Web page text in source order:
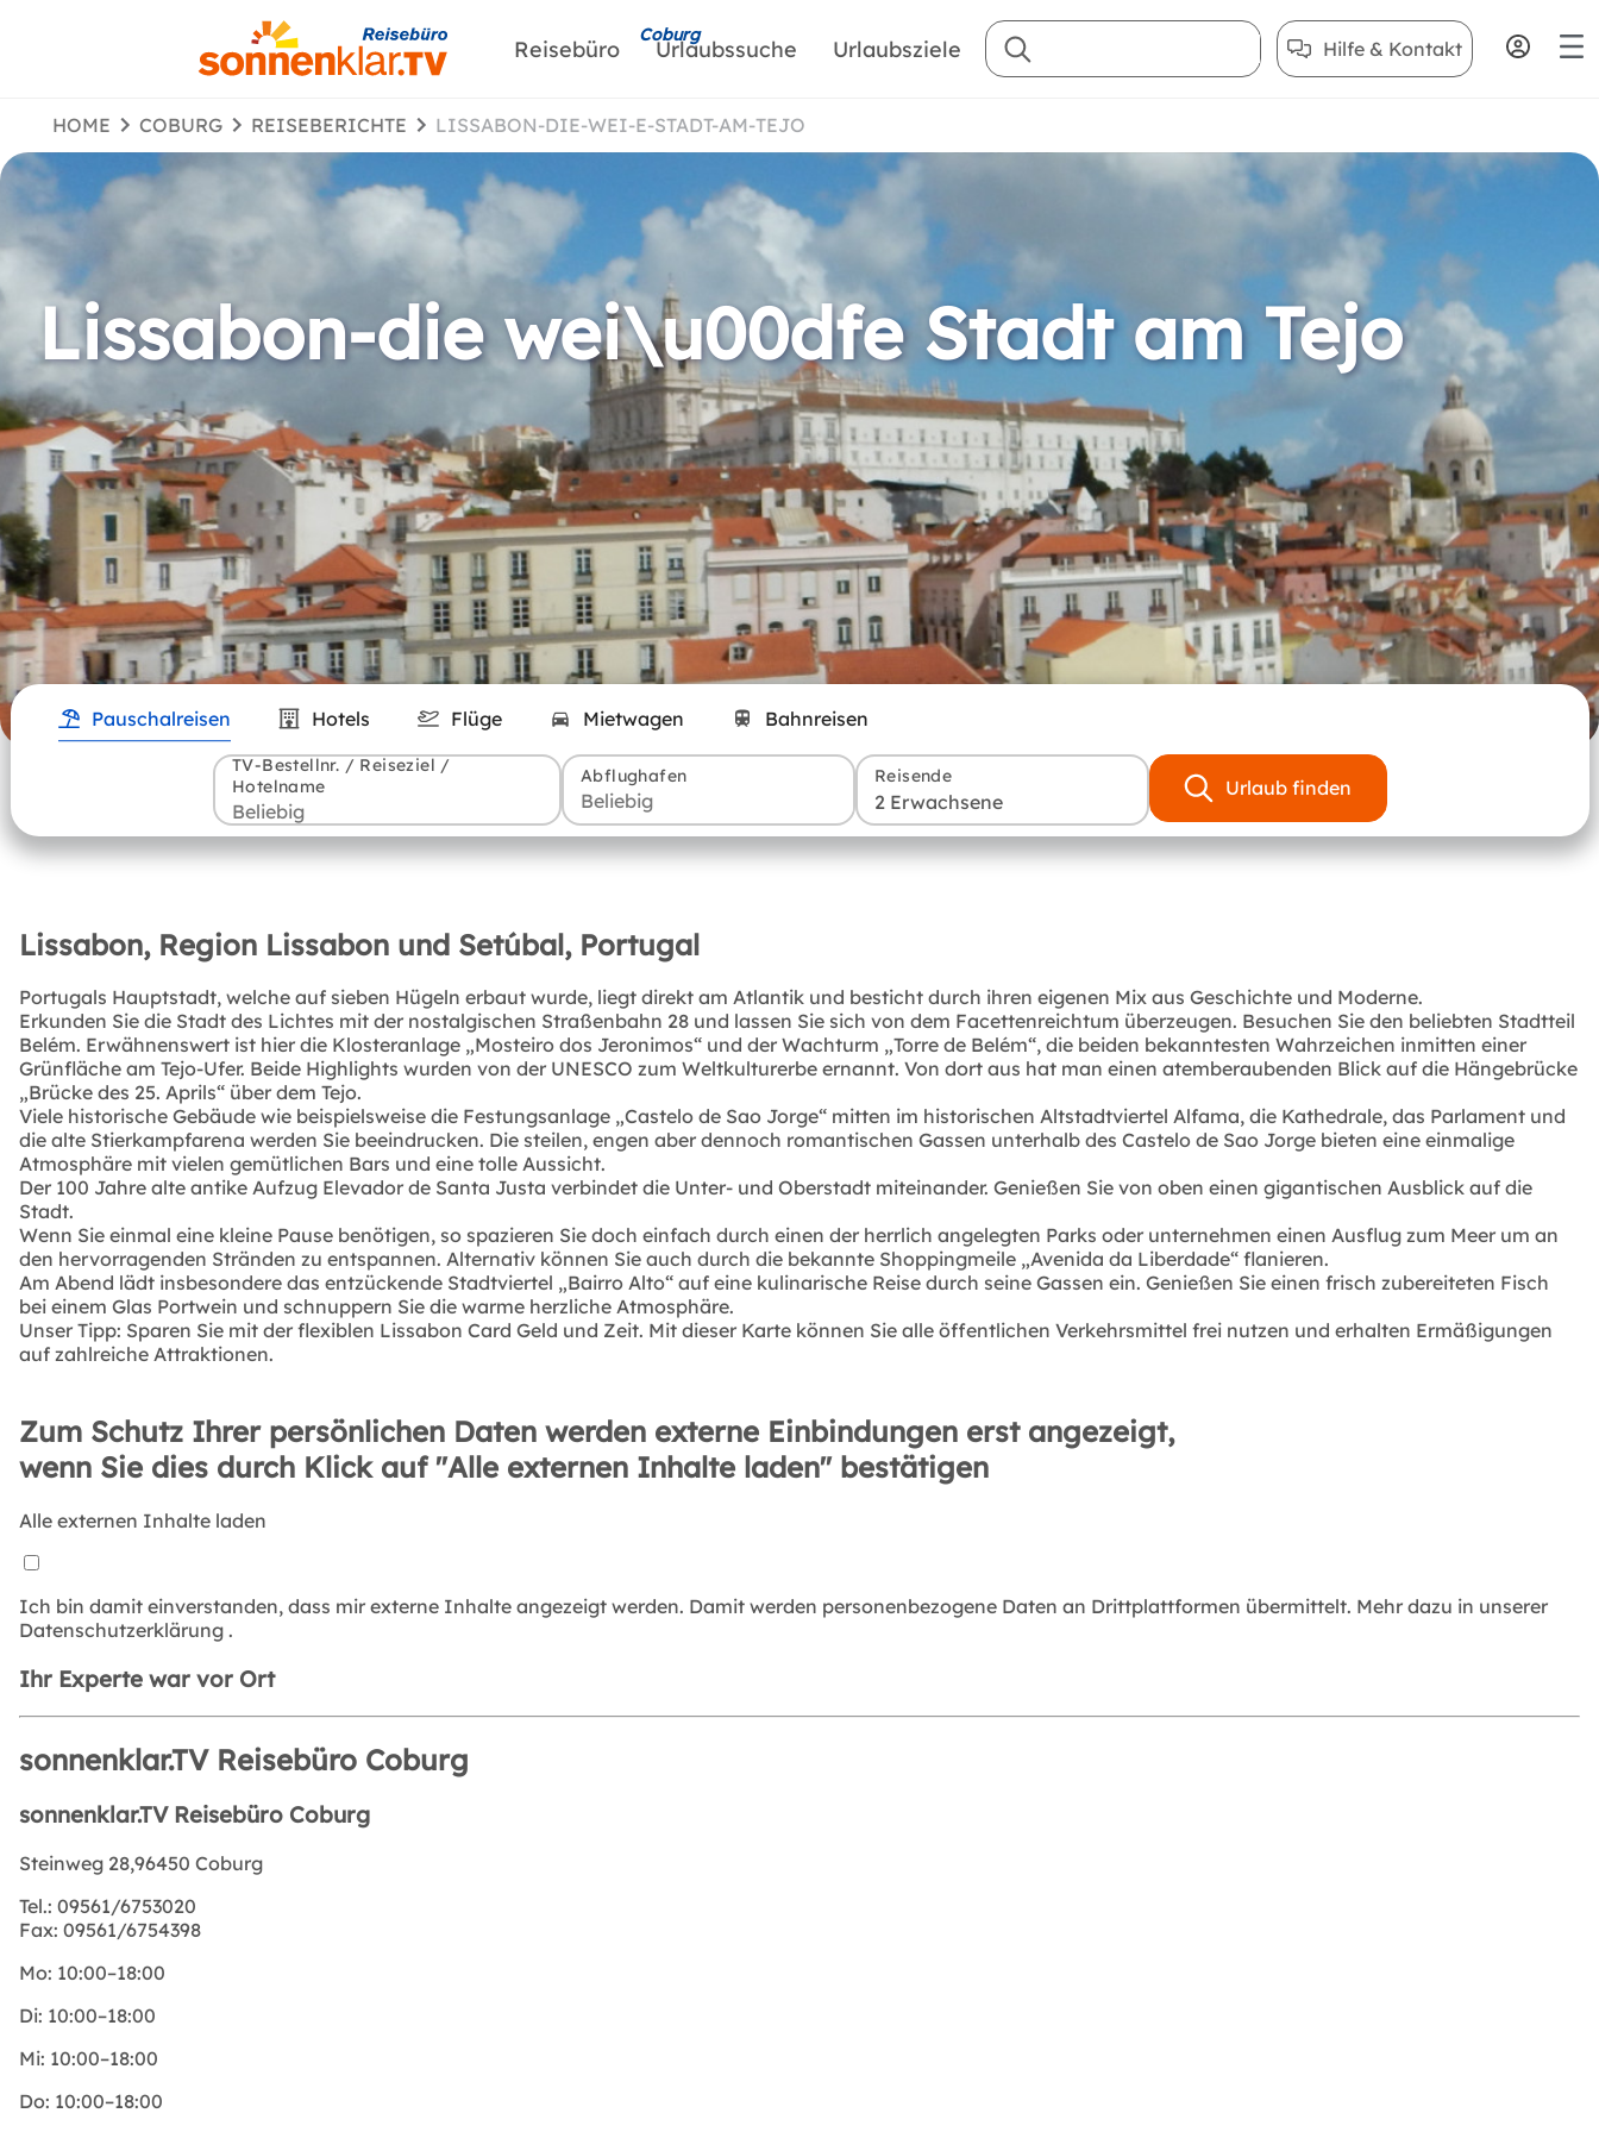
Coburg
Reisebüro Urlaubssuche Urlaubsziele Hilfe & Kontakt
HOME COBURG REISEBERICHTE LISSABON-DIE-WEI-E-STADT-AM-TEJO
Lissabon-die wei\u00dfe Stadt am Tejo
Pauschalreisen Hotels Flüge Mietwagen Bahnreisen
TV-Bestellnr. / Reiseziel /
Hotelname
Abflughafen Reisende
2 Erwachsene
Urlaub finden
Lissabon, Region Lissabon und Setúbal, Portugal
Portugals Hauptstadt, welche auf sieben Hügeln erbaut wurde, liegt direkt am Atlantik und besticht durch ihren eigenen Mix aus Geschichte und Moderne.
Erkunden Sie die Stadt des Lichtes mit der nostalgischen Straßenbahn 28 und lassen Sie sich von dem Facettenreichtum überzeugen. Besuchen Sie den beliebten Stadtteil
Belém. Erwähnenswert ist hier die Klosteranlage „Mosteiro dos Jeronimos“ und der Wachturm „Torre de Belém“, die beiden bekanntesten Wahrzeichen inmitten einer
Grünfläche am Tejo-Ufer. Beide Highlights wurden von der UNESCO zum Weltkulturerbe ernannt. Von dort aus hat man einen atemberaubenden Blick auf die Hängebrücke
„Brücke des 25. Aprils“ über dem Tejo.
Viele historische Gebäude wie beispielsweise die Festungsanlage „Castelo de Sao Jorge“ mitten im historischen Altstadtviertel Alfama, die Kathedrale, das Parlament und
die alte Stierkampfarena werden Sie beeindrucken. Die steilen, engen aber dennoch romantischen Gassen unterhalb des Castelo de Sao Jorge bieten eine einmalige
Atmosphäre mit vielen gemütlichen Bars und eine tolle Aussicht.
Der 100 Jahre alte antike Aufzug Elevador de Santa Justa verbindet die Unter- und Oberstadt miteinander. Genießen Sie von oben einen gigantischen Ausblick auf die
Stadt.
Wenn Sie einmal eine kleine Pause benötigen, so spazieren Sie doch einfach durch einen der herrlich angelegten Parks oder unternehmen einen Ausflug zum Meer um an
den hervorragenden Stränden zu entspannen. Alternativ können Sie auch durch die bekannte Shoppingmeile „Avenida da Liberdade“ flanieren.
Am Abend lädt insbesondere das entzückende Stadtviertel „Bairro Alto“ auf eine kulinarische Reise durch seine Gassen ein. Genießen Sie einen frisch zubereiteten Fisch
bei einem Glas Portwein und schnuppern Sie die warme herzliche Atmosphäre.
Unser Tipp: Sparen Sie mit der flexiblen Lissabon Card Geld und Zeit. Mit dieser Karte können Sie alle öffentlichen Verkehrsmittel frei nutzen und erhalten Ermäßigungen
auf zahlreiche Attraktionen.
Zum Schutz Ihrer persönlichen Daten werden externe Einbindungen erst angezeigt,
wenn Sie dies durch Klick auf "Alle externen Inhalte laden" bestätigen
Alle externen Inhalte laden
Ich bin damit einverstanden, dass mir externe Inhalte angezeigt werden. Damit werden personenbezogene Daten an Drittplattformen übermittelt. Mehr dazu in unserer
Datenschutzerklärung .
Ihr Experte war vor Ort
sonnenklar.TV Reisebüro Coburg
sonnenklar.TV Reisebüro Coburg
Steinweg 28,96450 Coburg
Tel.: 09561/6753020
Fax: 09561/6754398
Mo: 10:00–18:00
Di: 10:00–18:00
Mi: 10:00–18:00
Do: 10:00–18:00